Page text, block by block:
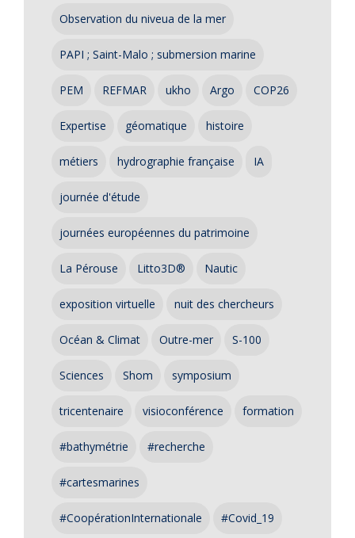
Observation du niveua de la mer
PAPI ; Saint-Malo ; submersion marine
PEM REFMAR ukho Argo COP26
Expertise géomatique histoire
métiers hydrographie française IA
journée d'étude
journées européennes du patrimoine
La Pérouse Litto3D® Nautic
exposition virtuelle nuit des chercheurs
Océan & Climat Outre-mer S-100
Sciences Shom symposium
tricentenaire visioconférence formation
#bathymétrie #recherche
#cartesmarines
#CoopérationInternationale #Covid_19